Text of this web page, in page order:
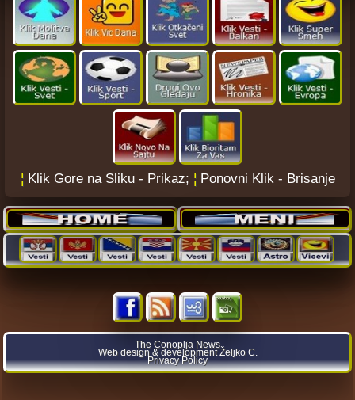
¦ Klik Gore na Sliku - Prikaz; ¦ Ponovni Klik - Brisanje